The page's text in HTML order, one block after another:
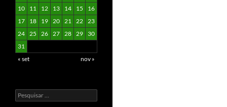
10
11 12 13 14 15
16
17
18 19 20 21 22 23
24 25 26 27 28 29
30
31
« set
nov »
Pesquisar
por: